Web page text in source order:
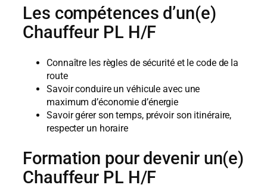
Les compétences d’un(e)
Chauffeur PL H/F
Connaître les règles de sécurité et le code de la
route
Savoir conduire un véhicule avec une
maximum d’économie d’énergie
Savoir gérer son temps, prévoir son itinéraire,
respecter un horaire
Formation pour devenir un(e)
Chauffeur PL H/F